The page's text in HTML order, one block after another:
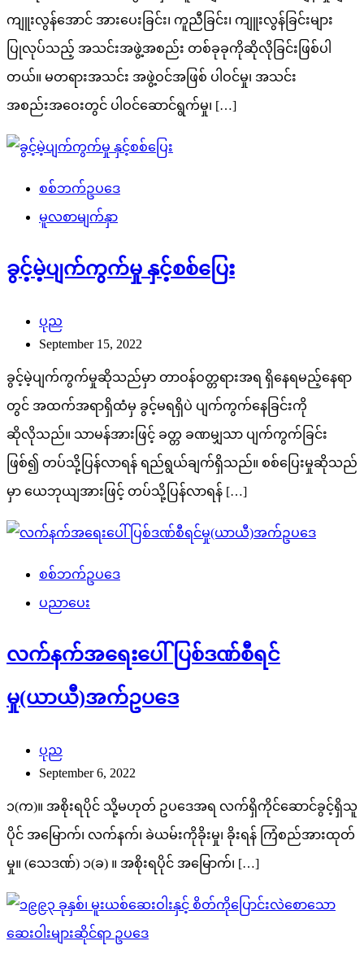
ကျူးလွန်အောင် အားပေးခြင်း၊ ကူညီခြင်း၊ ကျူးလွန်ခြင်းများ
ပြုလုပ်သည့် အသင်းအဖွဲ့အစည်း တစ်ခုခုကိုဆိုလိုခြင်းဖြစ်ပါ
တယ်။ မတရားအသင်း အဖွဲ့ဝင်အဖြစ် ပါဝင်မှု၊ အသင်း
အစည်းအဝေးတွင် ပါဝင်ဆောင်ရွက်မှု၊ […]
စစ်ဘက်ဥပဒေ
မူလစာမျက်နှာ
ခွင့်မဲ့ပျက်ကွက်မှု နှင့်စစ်ပြေး
ပုည
September 15, 2022
ခွင့်မဲ့ပျက်ကွက်မှုဆိုသည်မှာ တာဝန်ဝတ္တရားအရ ရှိနေရမည့်နေရာ
တွင် အထက်အရာရှိထံမှ ခွင့်မရရှိပဲ ပျက်ကွက်နေခြင်းကို
ဆိုလိုသည်။ သာမန်အားဖြင့် ခတ္တ ခဏမျှသာ ပျက်ကွက်ခြင်း
ဖြစ်၍ တပ်သို့ပြန်လာရန် ရည်ရွယ်ချက်ရှိသည်။ စစ်ပြေးမှုဆိုသည်
မှာ ယေဘုယျအားဖြင့် တပ်သို့ပြန်လာရန် […]
စစ်ဘက်ဥပဒေ
ပညာပေး
လက်နက်အရေးပေါ်ပြစ်ဒဏ်စီရင်
မှု(ယာယီ)အက်ဥပဒေ
ပုည
September 6, 2022
၁(က)။ အစိုးရပိုင် သို့မဟုတ် ဥပဒေအရ လက်ရှိကိုင်ဆောင်ခွင့်ရှိသူ
ပိုင် အမြောက်၊ လက်နက်၊ ခဲယမ်းကိုခိုးမှု၊ ခိုးရန် ကြံစည်အားထုတ်
မှု။ (သေဒဏ်) ၁(ခ) ။ အစိုးရပိုင် အမြောက်၊ […]